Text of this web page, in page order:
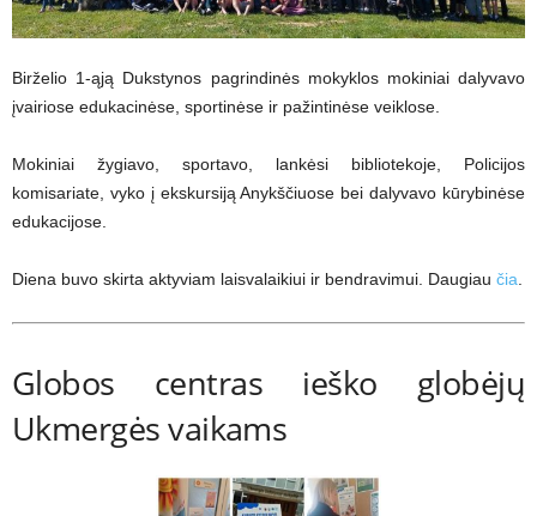
Birželio 1-ąją Dukstynos pagrindinės mokyklos mokiniai dalyvavo
įvairiose edukacinėse, sportinėse ir pažintinėse veiklose.
Mokiniai žygiavo, sportavo, lankėsi bibliotekoje, Policijos
komisariate, vyko į ekskursiją Anykščiuose bei dalyvavo kūrybinėse
edukacijose.
Diena buvo skirta aktyviam laisvalaikiui ir bendravimui. Daugiau čia
Globos centras ieško globėjų
Ukmergės vaikams